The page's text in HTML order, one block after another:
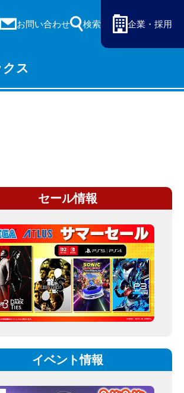
お問い合わせ 検索 企業・採用
クス
セール情報
イベント情報